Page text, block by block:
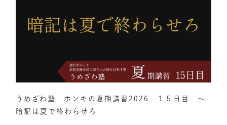
うめざわ塾 ホンキの夏期講習2026 １５日目 ～
暗記は夏で終わらせろ